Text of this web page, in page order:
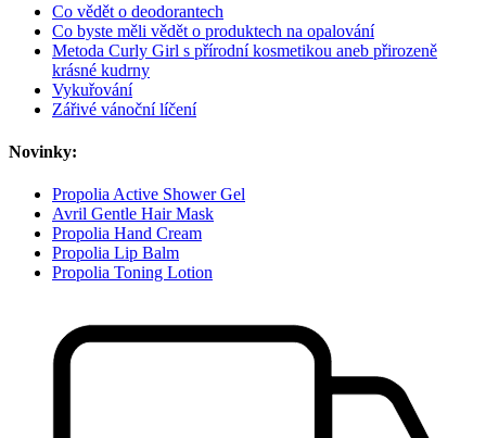
Co vědět o deodorantech
Co byste měli vědět o produktech na opalování
Metoda Curly Girl s přírodní kosmetikou aneb přirozeně
krásné kudrny
Vykuřování
Zářivé vánoční líčení
Novinky:
Propolia Active Shower Gel
Avril Gentle Hair Mask
Propolia Hand Cream
Propolia Lip Balm
Propolia Toning Lotion